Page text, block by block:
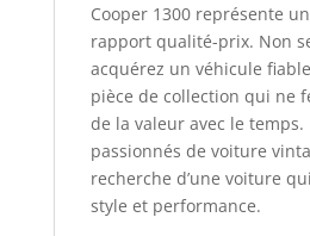
Cooper 1300 représente
rapport qualité-prix. Non
acquérez un véhicule
pièce de collection qui ne
de la valeur avec le
passionnés de voiture
recherche d’une voiture
style et performance.